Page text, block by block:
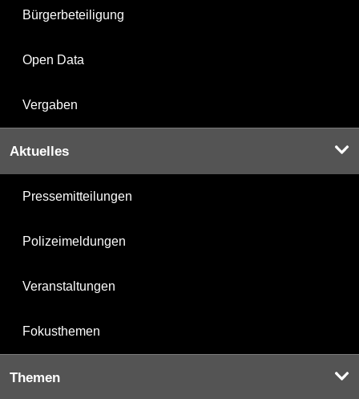
Bürgerbeteiligung
Open Data
Vergaben
Aktuelles
Pressemitteilungen
Polizeimeldungen
Veranstaltungen
Fokusthemen
Themen